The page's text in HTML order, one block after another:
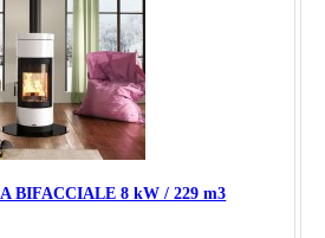
BIFACCIALE 8 kW / 229 m3